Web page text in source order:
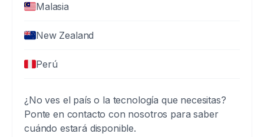
Malasia
New Zealand
Perú
¿No ves el país o la tecnología que necesitas?
Ponte en contacto con nosotros para saber
cuándo estará disponible.